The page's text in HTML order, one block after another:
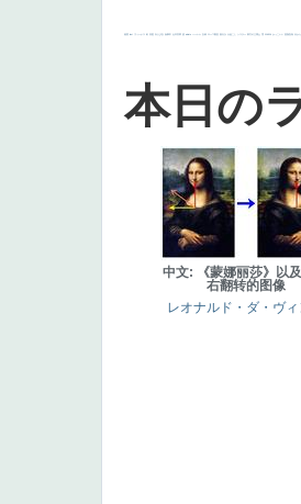
画質 last ヴィーナス 剣 白人少女 食事中 山本芳翠 麦 alciato ハーレム 女神 ローマ教皇 奥行き 火起こし シスター 東方の三博士 114514 かっこいい 受胎告知 天から
本日の
中文: 《蒙娜丽莎》以
右翻转的图像
レオナルド・ダ・ヴィ